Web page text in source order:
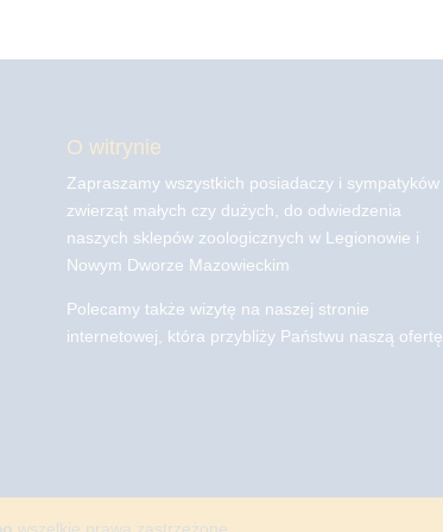
O witrynie
Zapraszamy wszystkich posiadaczy i sympatyków
zwierząt małych czy dużych, do odwiedzenia
naszych sklepów zoologicznych w Legionowie i
Nowym Dworze Mazowieckim
Polecamy także wizytę na naszej stronie
internetowej, która przybliży Państwu naszą ofertę.